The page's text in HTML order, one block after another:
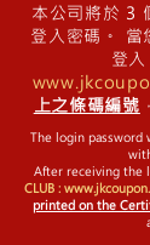
本公司將於 3
登入密碼。 當
登入
上之條碼編號
The login
After receiving the
CLUB :
printed on the